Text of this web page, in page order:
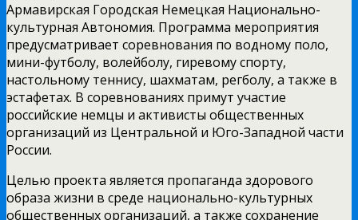
Армавирская Городская Немецкая Национально-
культурная Автономия. Программа мероприятия
предусматривает соревнования по водному поло,
мини-футболу, волейболу, гиревому спорту,
настольному теннису, шахматам, регболу, а также в
эстафетах. В соревнованиях примут участие
российские немцы и активисты общественных
организаций из Центральной и Юго-Западной части
России.
Целью проекта является пропаганда здорового
образа жизни в среде национально-культурных
общественных организаций, а также сохранение